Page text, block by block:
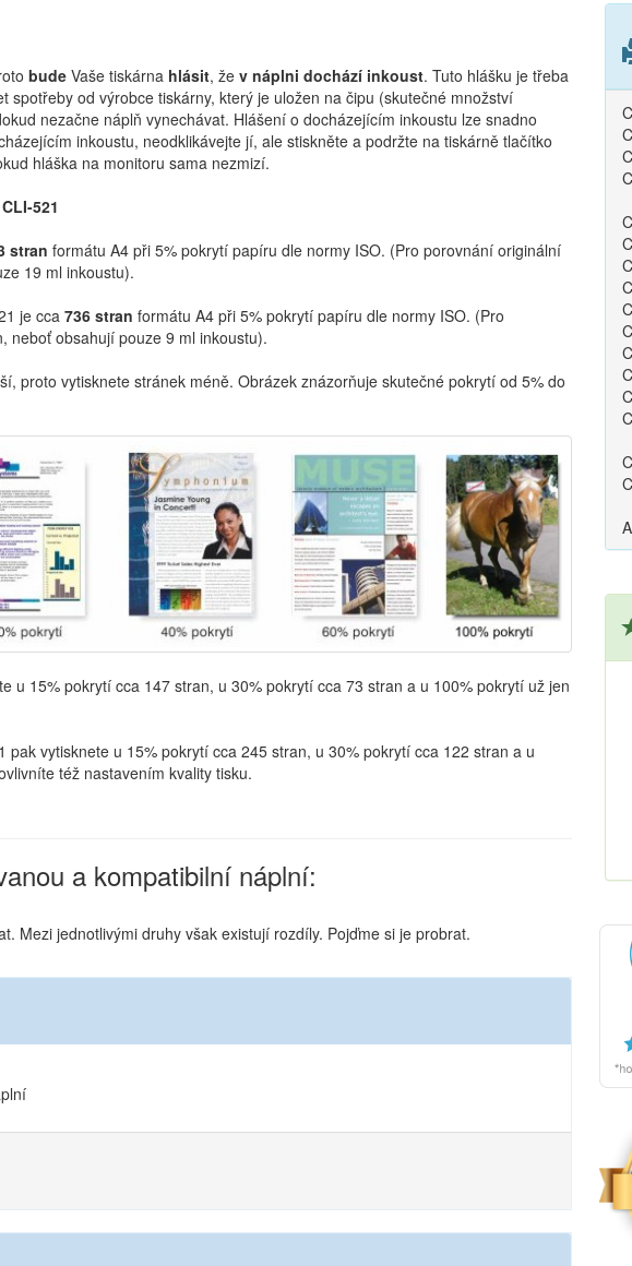
bude Vaše tiskárna hlásit, že v náplni dochází inkoust. Tuto hlášku je třeba
spotřeby od výrobce tiskárny, který je uložen na čipu (skutečné množství
nezačne náplň vynechávat. Hlášení o docházejícím inkoustu lze snadno
inkoustu, neodklikávejte jí, ale stiskněte a podržte na tiskárně tlačítko
hláška na monitoru sama nezmizí.
521
stran formátu A4 při 5% pokrytí papíru dle normy ISO. (Pro porovnání originální
19 ml inkoustu).
je cca 736 stran formátu A4 při 5% pokrytí papíru dle normy ISO. (Pro
neboť obsahují pouze 9 ml inkoustu).
proto vytisknete stránek méně. Obrázek znázorňuje skutečné pokrytí od 5% do
u 15% pokrytí cca 147 stran, u 30% pokrytí cca 73 stran a u 100% pokrytí už jen
vytisknete u 15% pokrytí cca 245 stran, u 30% pokrytí cca 122 stran a u
též nastavením kvality tisku.
a kompatibilní náplní:
Mezi jednotlivými druhy však existují rozdíly. Pojďme si je probrat.